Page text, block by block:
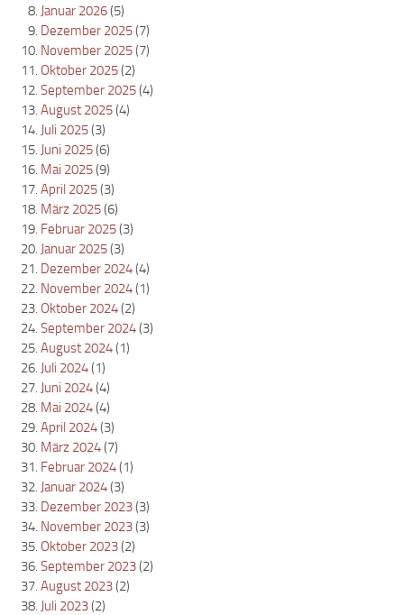
Januar 2026(5)
Dezember 2025(7)
November 2025(7)
Oktober 2025(2)
September 2025(4)
August 2025(4)
Juli 2025(3)
Juni 2025(6)
Mai 2025(9)
April 2025(3)
März 2025(6)
Februar 2025(3)
Januar 2025(3)
Dezember 2024(4)
November 2024(1)
Oktober 2024(2)
September 2024(3)
August 2024(1)
Juli 2024(1)
Juni 2024(4)
Mai 2024(4)
April 2024(3)
März 2024(7)
Februar 2024(1)
Januar 2024(3)
Dezember 2023(3)
November 2023(3)
Oktober 2023(2)
September 2023(2)
August 2023(2)
Juli 2023(2)